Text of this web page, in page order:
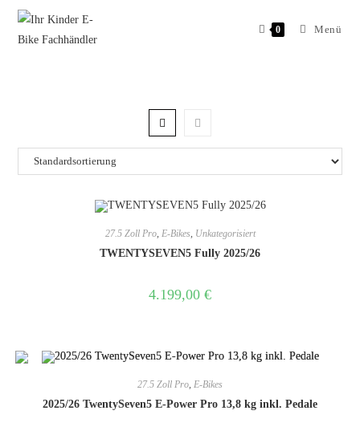
0 Menü
27.5 Zoll Pro, E-Bikes, Unkategorisiert
TWENTYSEVEN5 Fully 2025/26
4.199,00 €
27.5 Zoll Pro E-Bikes
2025/26 TwentySeven5 E-Power Pro 13,8 kg inkl. Pedale